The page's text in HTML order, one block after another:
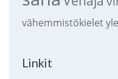
vähemmistökielet
Linkit